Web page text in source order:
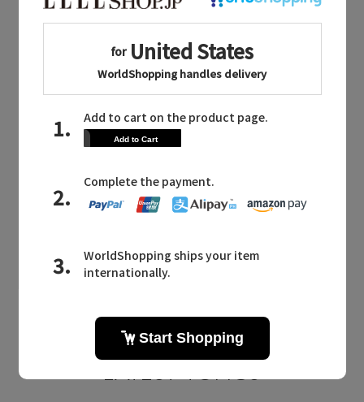
DAISY LONDON CATEGORY
デイジー ロンドンのカテゴリ
DAISY LONDON(デイジー ロンドン)のファッション小
DAISY LONDON (デイジー ロンドン)のアクセサリー
バングル・ブレスレット リング
LATEST TOPICS